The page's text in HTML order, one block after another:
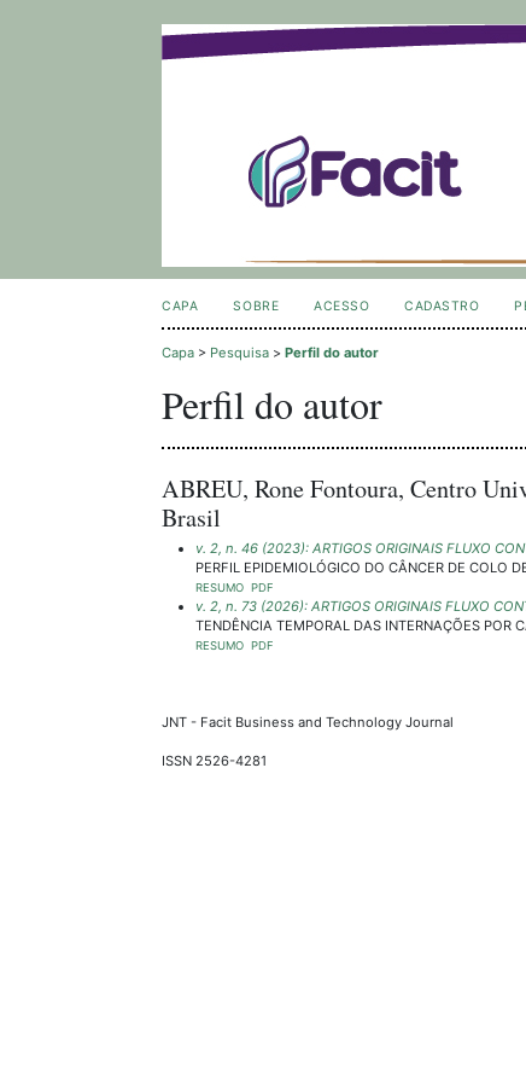
CAPA SOBRE ACESSO CADASTRO
Capa > Pesquisa >Perfil do autor
Perfil do autor
ABREU, Rone Fontoura, Centro
Brasil
v. 2, n. 46 (2023): ARTIGOS ORIGINAIS FLUXO
PERFIL EPIDEMIOLÓGICO DO CÂNCER DE COLO
RESUMO PDF
v. 2, n. 73 (2026): ARTIGOS ORIGINAIS FLUXO
TENDÊNCIA TEMPORAL DAS INTERNAÇÕES POR
RESUMO PDF
JNT - Facit Business and Technology Journal
ISSN 2526-4281